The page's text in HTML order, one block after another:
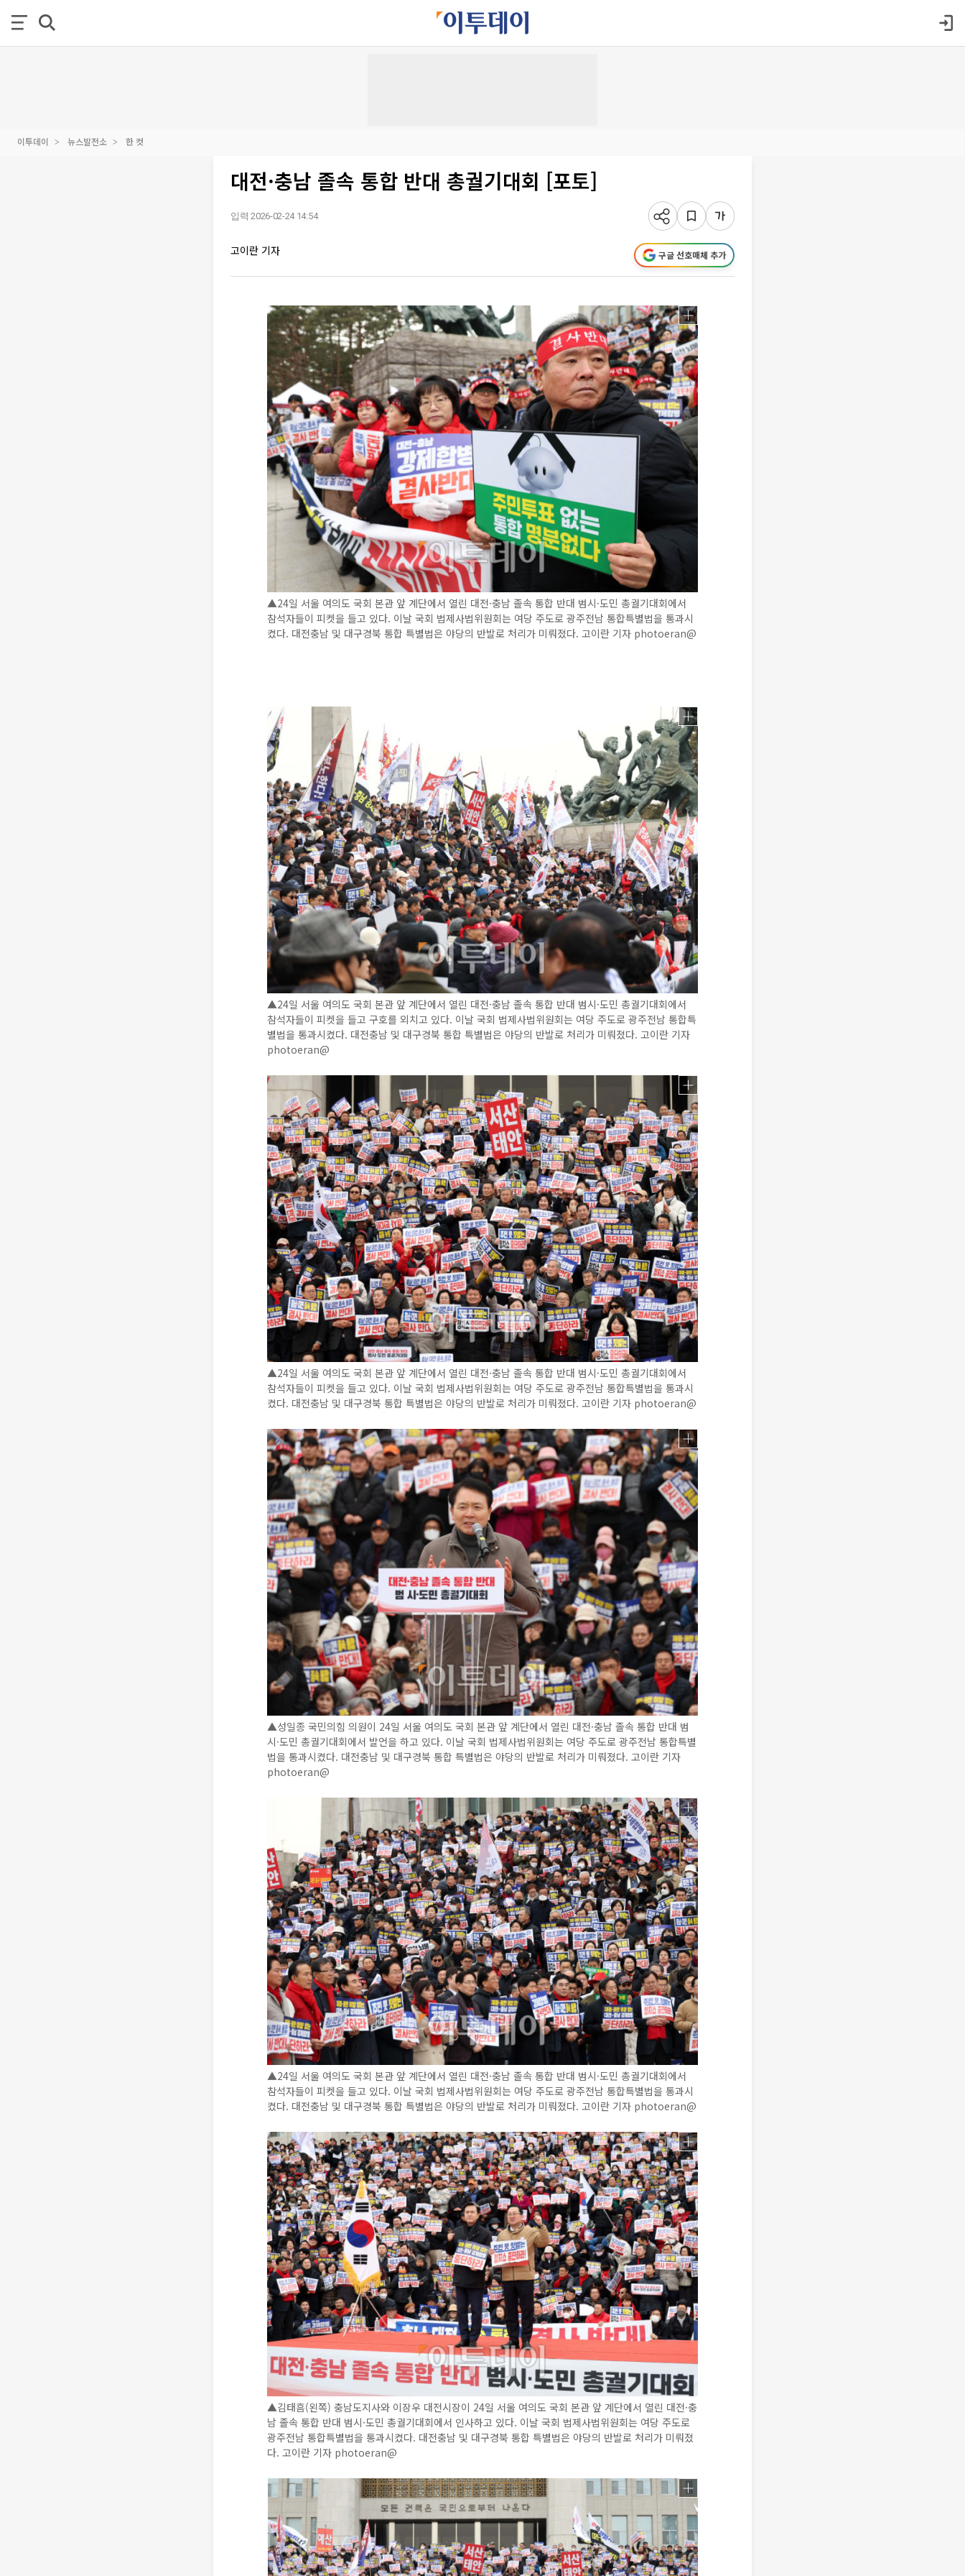
이투데이 뉴스발전소 한 컷
대전·충남 졸속 통합 반대 총궐기대회 [포토]
입력 2026-02-24 14:54
고이란 기자 구글 선호매체 추가
▲24일 서울 여의도 국회 본관 앞 계단에서 열린 대전·충남 졸속 통합 반대 범시·도민 총궐기대회에서
참석자들이 피켓을 들고 있다. 이날 국회 법제사법위원회는 여당 주도로 광주전남 통합특별법을 통과시
켰다. 대전충남 및 대구경북 통합 특별법은 야당의 반발로 처리가 미뤄졌다. 고이란 기자 photoeran@
▲24일 서울 여의도 국회 본관 앞 계단에서 열린 대전·충남 졸속 통합 반대 범시·도민 총궐기대회에서
참석자들이 피켓을 들고 구호를 외치고 있다. 이날 국회 법제사법위원회는 여당 주도로 광주전남 통합특
별법을 통과시켰다. 대전충남 및 대구경북 통합 특별법은 야당의 반발로 처리가 미뤄졌다. 고이란 기자
photoeran@
▲24일 서울 여의도 국회 본관 앞 계단에서 열린 대전·충남 졸속 통합 반대 범시·도민 총궐기대회에서
참석자들이 피켓을 들고 있다. 이날 국회 법제사법위원회는 여당 주도로 광주전남 통합특별법을 통과시
켰다. 대전충남 및 대구경북 통합 특별법은 야당의 반발로 처리가 미뤄졌다. 고이란 기자 photoeran@
▲성일종 국민의힘 의원이 24일 서울 여의도 국회 본관 앞 계단에서 열린 대전·충남 졸속 통합 반대 범
시·도민 총궐기대회에서 발언을 하고 있다. 이날 국회 법제사법위원회는 여당 주도로 광주전남 통합특별
법을 통과시켰다. 대전충남 및 대구경북 통합 특별법은 야당의 반발로 처리가 미뤄졌다. 고이란 기자
photoeran@
▲24일 서울 여의도 국회 본관 앞 계단에서 열린 대전·충남 졸속 통합 반대 범시·도민 총궐기대회에서
참석자들이 피켓을 들고 있다. 이날 국회 법제사법위원회는 여당 주도로 광주전남 통합특별법을 통과시
켰다. 대전충남 및 대구경북 통합 특별법은 야당의 반발로 처리가 미뤄졌다. 고이란 기자 photoeran@
▲김태흠(왼쪽) 충남도지사와 이장우 대전시장이 24일 서울 여의도 국회 본관 앞 계단에서 열린 대전·충
남 졸속 통합 반대 범시·도민 총궐기대회에서 인사하고 있다. 이날 국회 법제사법위원회는 여당 주도로
광주전남 통합특별법을 통과시켰다. 대전충남 및 대구경북 통합 특별법은 야당의 반발로 처리가 미뤄졌
다. 고이란 기자 photoeran@